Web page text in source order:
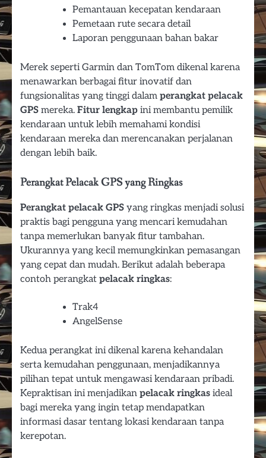
Pemantauan kecepatan kendaraan
Pemetaan rute secara detail
Laporan penggunaan bahan bakar
Merek seperti Garmin dan TomTom dikenal karena
menawarkan berbagai fitur inovatif dan
fungsionalitas yang tinggi dalam perangkat pelacak
GPS mereka. Fitur lengkap ini membantu pemilik
kendaraan untuk lebih memahami kondisi
kendaraan mereka dan merencanakan perjalanan
dengan lebih baik.
Perangkat Pelacak GPS yang Ringkas
Perangkat pelacak GPS yang ringkas menjadi solusi
praktis bagi pengguna yang mencari kemudahan
tanpa memerlukan banyak fitur tambahan.
Ukurannya yang kecil memungkinkan pemasangan
yang cepat dan mudah. Berikut adalah beberapa
contoh perangkat pelacak ringkas:
Trak4
AngelSense
Kedua perangkat ini dikenal karena kehandalan
serta kemudahan penggunaan, menjadikannya
pilihan tepat untuk mengawasi kendaraan pribadi.
Kepraktisan ini menjadikan pelacak ringkas ideal
bagi mereka yang ingin tetap mendapatkan
informasi dasar tentang lokasi kendaraan tanpa
kerepotan.